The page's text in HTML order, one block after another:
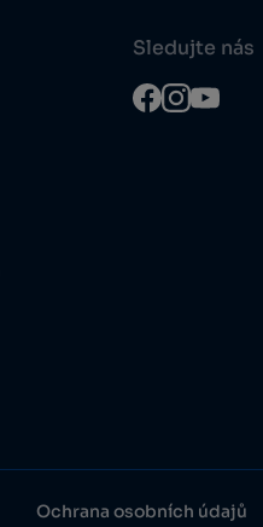
Sledujte nás
Ochrana osobních údajů